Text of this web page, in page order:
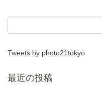
Tweets by photo21tokyo
最近の投稿